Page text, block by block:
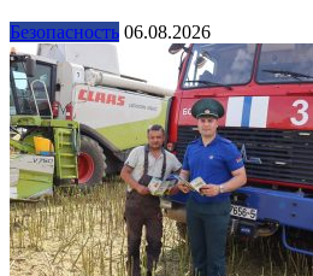
Безопасность 06.08.2026